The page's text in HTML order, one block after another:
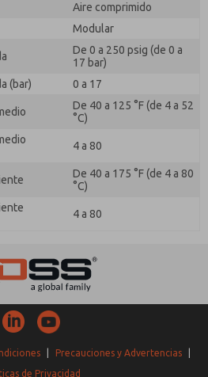
Aire comprimido
Modular
De 0 a 250 psig (de 0 a
17 bar)
(bar)
0 a 17
De 40 a 125 °F (de 4 a 52
°C)
4 a 80
De 40 a 175 °F (de 4 a 80
°C)
4 a 80
Precauciones y Advertencias
de Privacidad